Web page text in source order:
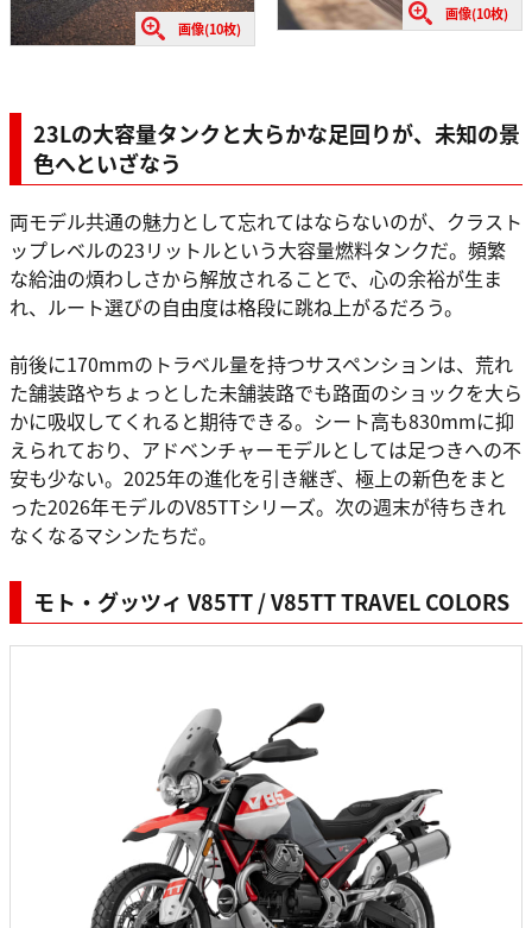
画像(10枚)
画像(10枚)
23Lの大容量タンクと大らかな足回りが、未知の景
色へといざなう
両モデル共通の魅力として忘れてはならないのが、クラスト
ップレベルの23リットルという大容量燃料タンクだ。頻繁
な給油の煩わしさから解放されることで、心の余裕が生ま
れ、ルート選びの自由度は格段に跳ね上がるだろう。
前後に170mmのトラベル量を持つサスペンションは、荒れ
た舗装路やちょっとした未舗装路でも路面のショックを大ら
かに吸収してくれると期待できる。シート高も830mmに抑
えられており、アドベンチャーモデルとしては足つきへの不
安も少ない。2025年の進化を引き継ぎ、極上の新色をまと
った2026年モデルのV85TTシリーズ。次の週末が待ちきれ
なくなるマシンたちだ。
モト・グッツィ V85TT / V85TT TRAVEL COLORS